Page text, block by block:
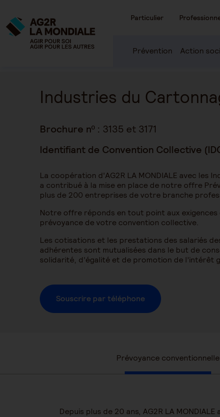
Particulier
Prévention Action
Industries du
Brochure nº : 3135 et 3171
Identifiant de Convention Collective
La coopération d'AG2R LA MONDIALE avec les
a contribué à la mise en place de notre offre
plus de 200 entreprises de votre branche
Notre offre réponds en tout point aux
prévoyance de votre convention collective.
Les cotisations et les prestations des salariés
adhérentes sont mutualisées dans le but de
solidarité, d’égalité et de promotion de l’intérêt
Souscrire par téléphone
Prévoyance conventionnelle
Depuis plus de 20 ans, AG2R LA